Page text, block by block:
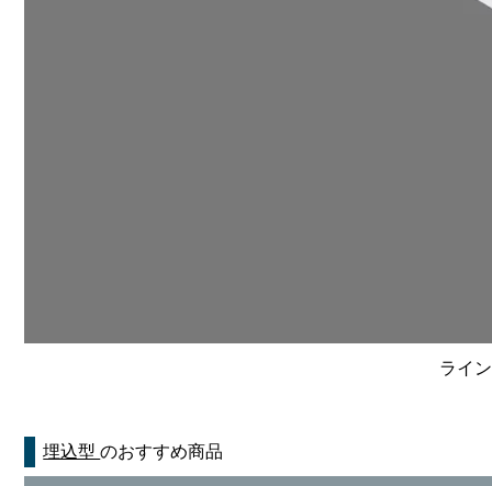
ライ
埋込型のおすすめ商品